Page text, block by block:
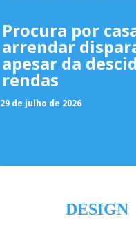
Procura por
arrendar
apesar da
rendas
29 de julho de 2026
DESIGN